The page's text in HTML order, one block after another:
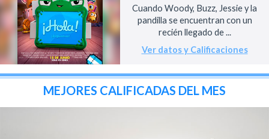
Cuando Woody, Buzz, Jessie y la
pandilla se encuentran con un
recién llegado de ...
Ver datos y Calificaciones
MEJORES CALIFICADAS DEL MES